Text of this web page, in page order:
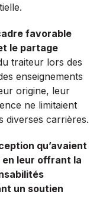
favorable
le partage
traiteur lors des
enseignements
origine, leur
ne limitaient
diverses carrières.
qu’avaient
en leur offrant la
un soutien